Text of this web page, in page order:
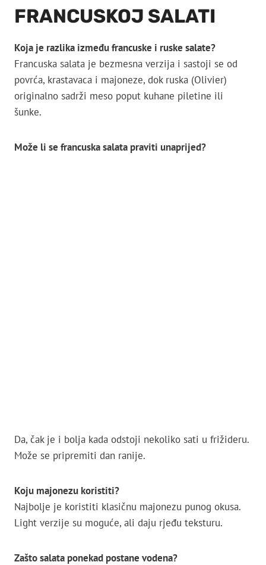
FRANCUSKOJ SALATI
Koja je razlika između francuske i ruske salate?
Francuska salata je bezmesna verzija i sastoji se od
povrća, krastavaca i majoneze, dok ruska (Olivier)
originalno sadrži meso poput kuhane piletine ili
šunke.
Može li se francuska salata praviti unaprijed?
Da, čak je i bolja kada odstoji nekoliko sati u frižideru.
Može se pripremiti dan ranije.
Koju majonezu koristiti?
Najbolje je koristiti klasičnu majonezu punog okusa.
Light verzije su moguće, ali daju rjeđu teksturu.
Zašto salata ponekad postane vodena?